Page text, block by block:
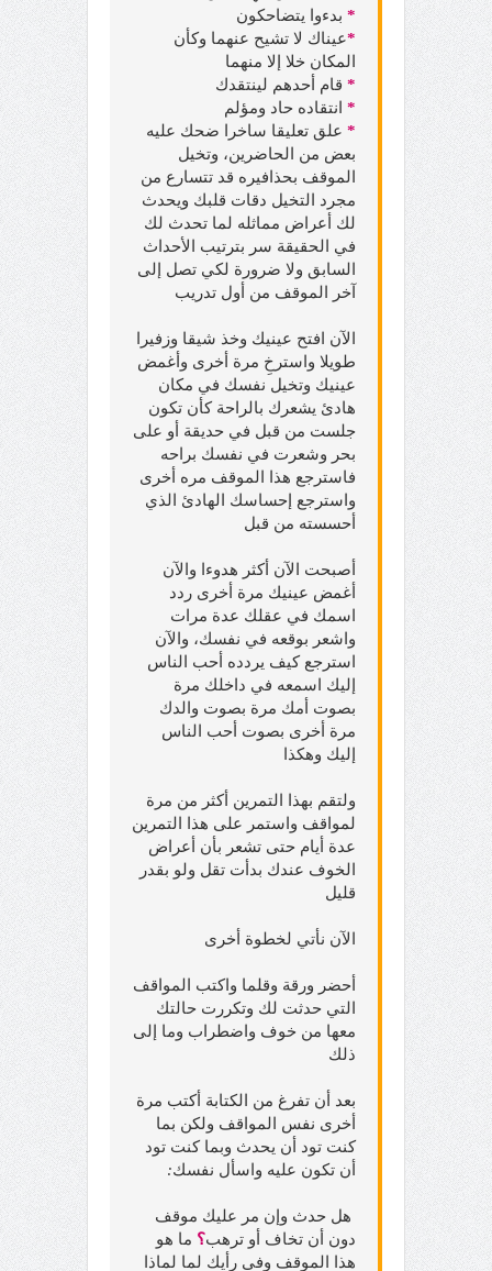
* بدءوا يتضاحكون
*عيناك لا تشيح عنهما وكأن
المكان خلا إلا منهما
* قام أحدهم لينتقدك
* انتقاده حاد ومؤلم
* علق تعليقا ساخرا ضحك عليه
بعض من الحاضرين، وتخيل
الموقف بحذافيره قد تتسارع من
مجرد التخيل دقات قلبك ويحدث
لك أعراض مماثله لما تحدث لك
في الحقيقة سر بترتيب الأحداث
السابق ولا ضرورة لكي تصل إلى
آخر الموقف من أول تدريب
الآن افتح عينيك وخذ شيقا وزفيرا
طويلا واسترخِ مرة أخرى وأغمض
عينيك وتخيل نفسك في مكان
هادئ يشعرك بالراحة كأن تكون
جلست من قبل في حديقة أو على
بحر وشعرت في نفسك براحه
فاسترجع هذا الموقف مره أخرى
واسترجع إحساسك الهادئ الذي
أحسسته من قبل
أصبحت الآن أكثر هدوءا والآن
أغمض عينيك مرة أخرى ردد
اسمك في عقلك عدة مرات
واشعر بوقعه في نفسك، والآن
استرجع كيف يردده أحب الناس
إليك اسمعه في داخلك مرة
بصوت أمك مرة بصوت والدك
مرة أخرى بصوت أحب الناس
إليك وهكذا
ولتقم بهذا التمرين أكثر من مرة
لمواقف واستمر على هذا التمرين
عدة أيام حتى تشعر بأن أعراض
الخوف عندك بدأت تقل ولو بقدر
قليل
الآن نأتي لخطوة أخرى
أحضر ورقة وقلما واكتب المواقف
التي حدثت لك وتكررت حالتك
معها من خوف واضطراب وما إلى
ذلك
بعد أن تفرغ من الكتابة أكتب مرة
أخرى نفس المواقف ولكن بما
كنت تود أن يحدث وبما كنت تود
أن تكون عليه واسأل نفسك:
هل حدث وإن مر عليك موقف
دون أن تخاف أو ترهب؟ ما هو
هذا الموقف وفى رأيك لما لماذا